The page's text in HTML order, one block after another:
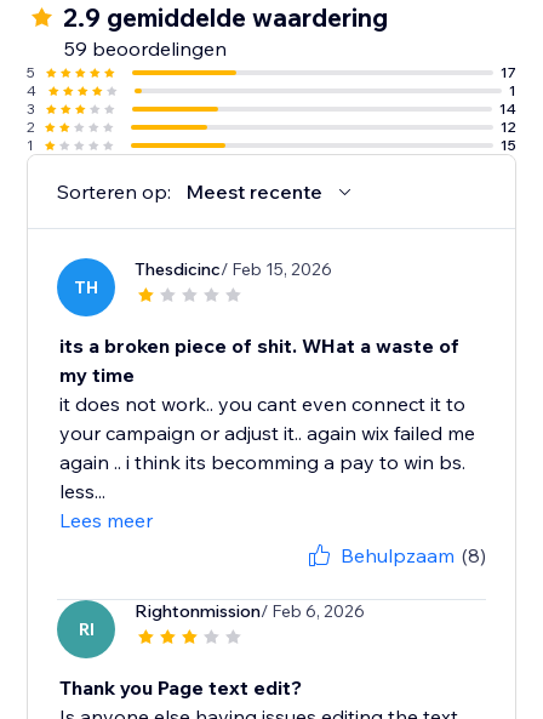
2.9 gemiddelde waardering
59 beoordelingen
5
17
4
1
3
14
2
12
1
15
Sorteren op: Meest recente
TH
Thesdicinc/ Feb 15, 2026
its a broken piece of shit. WHat a waste of
my time
it does not work.. you cant even connect it to
your campaign or adjust it.. again wix failed me
again .. i think its becomming a pay to win bs.
less...
Lees meer
Behulpzaam (8)
RI
Rightonmission/ Feb 6, 2026
Thank you Page text edit?